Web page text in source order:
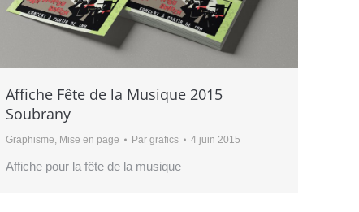
Affiche Fête de la Musique 2015
Soubrany
Graphisme, Mise en page Par grafics 4 juin 2015
Affiche pour la fête de la musique